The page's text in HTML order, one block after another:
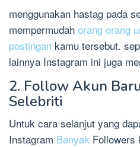
menggunakan hastag pada
mempermudah orang orang
postingan kamu tersebut.
lainnya Instagram ini juga
2. Follow Akun
Selebriti
Untuk cara selanjut yang
Instagram Banyak Followers